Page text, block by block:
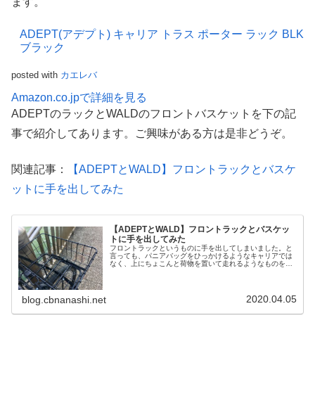
ADEPT(アデプト) キャリア トラス ポーター ラック BLK
ブラック
posted with カエレバ
Amazon.co.jpで詳細を見る
ADEPTのラックとWALDのフロントバスケットを下の記
事で紹介してあります。ご興味がある方は是非どうぞ。
関連記事：
【ADEPTとWALD】フロントラックとバスケ
ットに手を出してみた
【ADEPTとWALD】フロントラックとバスケッ
トに手を出してみた
フロントラックというものに手を出してしまいました。と
言っても、パニアバッグをひっかけるようなキャリアでは
なく、上にちょこんと荷物を置いて走れるようなものを探
blog.cbnanashi.net 2020.04.05